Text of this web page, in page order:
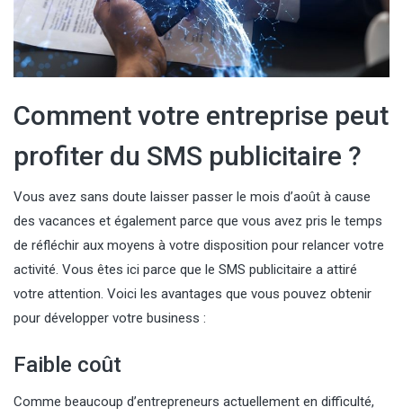
Comment votre entreprise peut
profiter du SMS publicitaire ?
Vous avez sans doute laisser passer le mois d’août à cause
des vacances et également parce que vous avez pris le temps
de réfléchir aux moyens à votre disposition pour relancer votre
activité. Vous êtes ici parce que le SMS publicitaire a attiré
votre attention. Voici les avantages que vous pouvez obtenir
pour développer votre business :
Faible coût
Comme beaucoup d’entrepreneurs actuellement en difficulté,